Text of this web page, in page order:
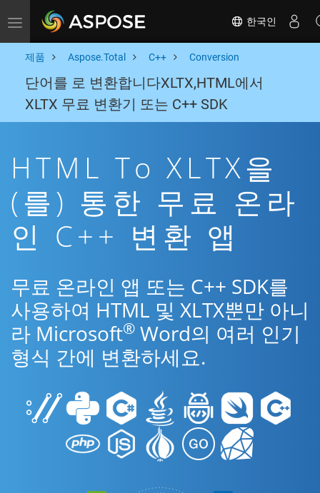
Toggle navigation 한국인
제품 Aspose.Total C++ Conversion
단어를 로 변환합니다XLTX,HTML에서
XLTX 무료 변환기 또는 C++ SDK
HTML To XLTX을
(를) 통한 무료 온라
인 C++ 변환 앱
무료 온라인 앱 또는 C++ SDK를
사용하여 HTML 및 XLTX뿐만 아니
라 Microsoft® Word의 여러 인기
형식 간에 변환하세요.